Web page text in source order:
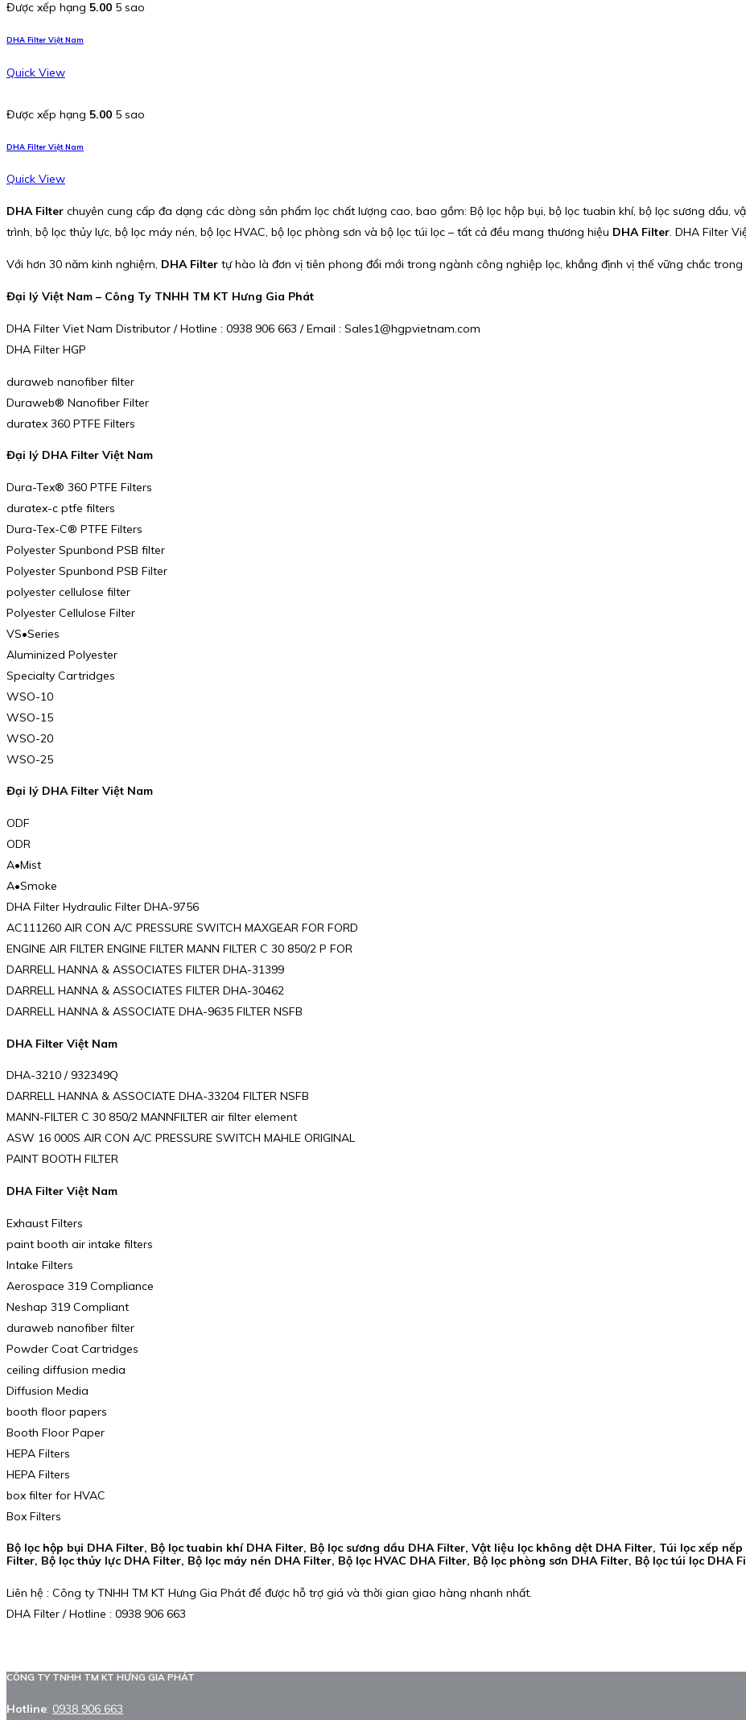
Được xếp hạng 5.00 5 sao
DHA Filter Việt Nam
Quick View
Được xếp hạng 5.00 5 sao
DHA Filter Việt Nam
Quick View
DHA Filter chuyên cung cấp đa dạng các dòng sản phẩm lọc chất lượng cao, bao gồm: Bộ lọc hộp bụi, bộ lọc tuabin khí, bộ lọc sương dầu,
trình, bộ lọc thủy lực, bộ lọc máy nén, bộ lọc HVAC, bộ lọc phòng sơn và bộ lọc túi lọc – tất cả đều mang thương hiệu DHA Filter. DHA Filter
Với hơn 30 năm kinh nghiệm, DHA Filter tự hào là đơn vị tiên phong đổi mới trong ngành công nghiệp lọc, khẳng định vị thế vững chắc
Đại lý Việt Nam – Công Ty TNHH TM KT Hưng Gia Phát
DHA Filter Viet Nam Distributor / Hotline : 0938 906 663 / Email : Sales1@hgpvietnam.com
DHA Filter HGP
duraweb nanofiber filter
Duraweb® Nanofiber Filter
duratex 360 PTFE Filters
Đại lý DHA Filter Việt Nam
Dura-Tex® 360 PTFE Filters
duratex-c ptfe filters
Dura-Tex-C® PTFE Filters
Polyester Spunbond PSB filter
Polyester Spunbond PSB Filter
polyester cellulose filter
Polyester Cellulose Filter
VS•Series
Aluminized Polyester
Specialty Cartridges
WSO-10
WSO-15
WSO-20
WSO-25
Đại lý DHA Filter Việt Nam
ODF
ODR
A•Mist
A•Smoke
DHA Filter Hydraulic Filter DHA-9756
AC111260 AIR CON A/C PRESSURE SWITCH MAXGEAR FOR FORD
ENGINE AIR FILTER ENGINE FILTER MANN FILTER C 30 850/2 P FOR
DARRELL HANNA & ASSOCIATES FILTER DHA-31399
DARRELL HANNA & ASSOCIATES FILTER DHA-30462
DARRELL HANNA & ASSOCIATE DHA-9635 FILTER NSFB
DHA Filter Việt Nam
DHA-3210 / 932349Q
DARRELL HANNA & ASSOCIATE DHA-33204 FILTER NSFB
MANN-FILTER C 30 850/2 MANNFILTER air filter element
ASW 16 000S AIR CON A/C PRESSURE SWITCH MAHLE ORIGINAL
PAINT BOOTH FILTER
DHA Filter Việt Nam
Exhaust Filters
paint booth air intake filters
Intake Filters
Aerospace 319 Compliance
Neshap 319 Compliant
duraweb nanofiber filter
Powder Coat Cartridges
ceiling diffusion media
Diffusion Media
booth floor papers
Booth Floor Paper
HEPA Filters
HEPA Filters
box filter for HVAC
Box Filters
Bộ lọc hộp bụi DHA Filter, Bộ lọc tuabin khí DHA Filter, Bộ lọc sương dầu DHA Filter, Vật liệu lọc không dệt DHA Filter, Túi lọc xếp
Filter, Bộ lọc thủy lực DHA Filter, Bộ lọc máy nén DHA Filter, Bộ lọc HVAC DHA Filter, Bộ lọc phòng sơn DHA Filter, Bộ lọc túi lọc DHA
Liên hệ : Công ty TNHH TM KT Hưng Gia Phát để được hỗ trợ giá và thời gian giao hàng nhanh nhất.
DHA Filter / Hotline : 0938 906 663
CÔNG TY TNHH TM KT HƯNG GIA PHÁT
Hotline: 0938 906 663